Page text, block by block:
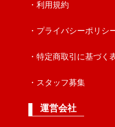
・利用規約
・プライバシーポリシ
・特定商取引に基づく
・スタッフ募集
運営会社